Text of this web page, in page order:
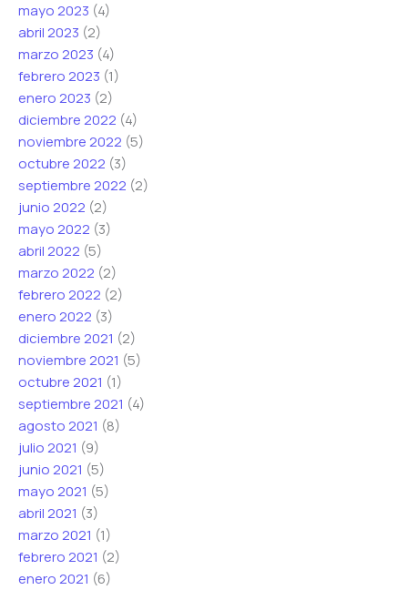
mayo 2023 (4)
abril 2023 (2)
marzo 2023 (4)
febrero 2023 (1)
enero 2023 (2)
diciembre 2022 (4)
noviembre 2022 (5)
octubre 2022 (3)
septiembre 2022 (2)
junio 2022 (2)
mayo 2022 (3)
abril 2022 (5)
marzo 2022 (2)
febrero 2022 (2)
enero 2022 (3)
diciembre 2021 (2)
noviembre 2021 (5)
octubre 2021 (1)
septiembre 2021 (4)
agosto 2021 (8)
julio 2021 (9)
junio 2021 (5)
mayo 2021 (5)
abril 2021 (3)
marzo 2021 (1)
febrero 2021 (2)
enero 2021 (6)